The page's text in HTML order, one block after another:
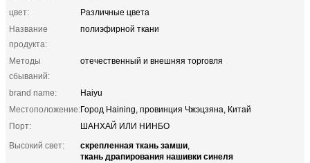
цвет:
Различные цвета
Название
продукта:
полиэфирной ткани
Методы
сбываний:
отечественный и внешняя торговля
brand name:
Haiyu
Местоположение:Город Haining, провинция Чжэцзяна, Китай
Порт:
ШАНХАЙ ИЛИ НИНБО
Высокий свет:
скрепленная ткань замши,
ткань драпирования нашивки синеля